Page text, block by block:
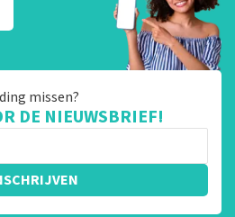
missen?
DE NIEUWSBRIEF!